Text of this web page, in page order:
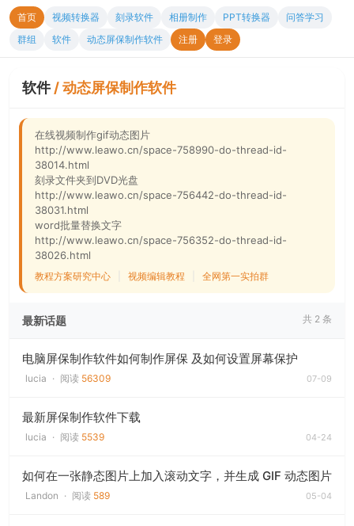
首页 视频转换器 刻录软件 相册制作 PPT转换器
问答学习
群组
软件 动态屏保制作软件 注册 登录
软件 /动态屏保制作软件
在线视频制作gif动态图片
http://www.leawo.cn/space-758990-do-thread-id-
38014.html
刻录文件夹到DVD光盘
http://www.leawo.cn/space-756442-do-thread-id-
38031.html
word批量替换文字
http://www.leawo.cn/space-756352-do-thread-id-
38026.html
教程方案研究中心 视频编辑教程 全网第一实拍群
最新话题 共 2 条
电脑屏保制作软件如何制作屏保 及如何设置屏幕保护
lucia · 阅读 56309 07-09
最新屏保制作软件下载
lucia · 阅读 5539 04-24
如何在一张静态图片上加入滚动文字，并生成 GIF 动态图片
Landon · 阅读 589 05-04